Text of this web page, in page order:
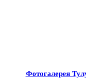
Фотогалерея